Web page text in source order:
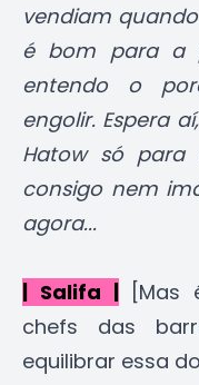
vendiam
é bom para a
entendo o
engolir. Espera
Hatow só para
consigo nem
agora...
| Salifa |[Mas
chefs das
equilibrar essa